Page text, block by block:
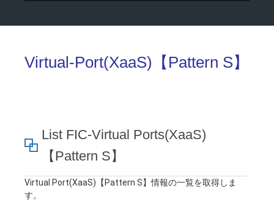
Virtual-Port(XaaS)【Pattern S】
List FIC-Virtual Ports(XaaS)
【Pattern S】
Virtual Port(XaaS)【Pattern S】情報の一覧を取得しま
す。